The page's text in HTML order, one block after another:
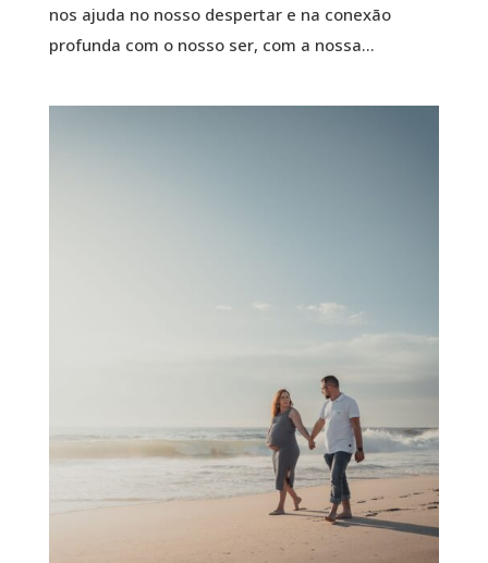
nos ajuda no nosso despertar e na conexão
profunda com o nosso ser, com a nossa...